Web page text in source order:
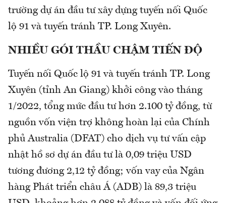
trường dự án đầu tư xây dựng tuyến nối Quốc
lộ 91 và tuyến tránh TP. Long Xuyên.
NHIỀU GÓI THẦU CHẬM TIẾN ĐỘ
Tuyến nối Quốc lộ 91 và tuyến tránh TP. Long
Xuyên (tỉnh An Giang) khởi công vào tháng
1/2022, tổng mức đầu tư hơn 2.100 tỷ đồng, từ
nguồn vốn viện trợ không hoàn lại của Chính
phủ Australia (DFAT) cho dịch vụ tư vấn cập
nhật hồ sơ dự án đầu tư là 0,09 triệu USD
tương đương 2,12 tỷ đồng; vốn vay của Ngân
hàng Phát triển châu Á (ADB) là 89,3 triệu